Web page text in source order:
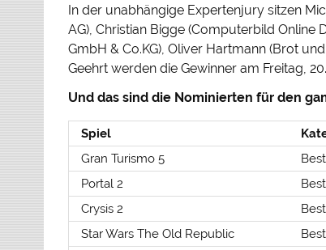
In der unabhängige Expertenjury sitzen
AG), Christian Bigge (Computerbild Online
GmbH & Co.KG), Oliver Hartmann (Brot
Geehrt werden die Gewinner am Freitag,
Und das sind die Nominierten für den
Spiel
Gran Turismo 5
Portal 2
Crysis 2
Star Wars The Old Republic